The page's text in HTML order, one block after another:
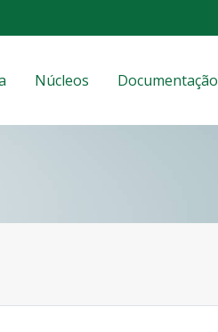
Núcleos Documentação